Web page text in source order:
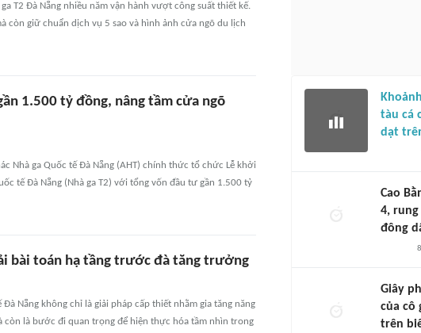
T2 Đà Nẵng nhiều năm vận hành vượt công suất thiết kế.
còn giữ chuẩn dịch vụ 5 sao và hình ảnh cửa ngõ du lịch
1.500 tỷ đồng, nâng tầm cửa ngõ
Nhà ga Quốc tế Đà Nẵng (AHT) chính thức tổ chức Lễ khởi
tế Đà Nẵng (Nhà ga T2) với tổng vốn đầu tư gần 1.500 tỷ
bài toán hạ tầng trước đà tăng trưởng
Nẵng không chỉ là giải pháp cấp thiết nhằm gia tăng năng
còn là bước đi quan trọng để hiện thực hóa tầm nhìn trong
tàu cá
dạt
Cao
4,
đông
Giây
của cô
trên